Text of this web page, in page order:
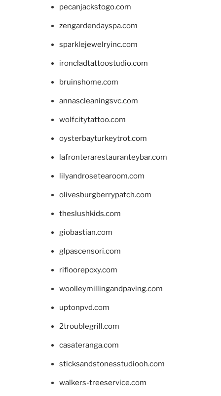
pecanjackstogo.com
zengardendayspa.com
sparklejewelryinc.com
ironcladtattoostudio.com
bruinshome.com
annascleaningsvc.com
wolfcitytattoo.com
oysterbayturkeytrot.com
lafronterarestauranteybar.com
lilyandrosetearoom.com
olivesburgberrypatch.com
theslushkids.com
giobastian.com
glpascensori.com
rifloorepoxy.com
woolleymillingandpaving.com
uptonpvd.com
2troublegrill.com
casateranga.com
sticksandstonesstudiooh.com
walkers-treeservice.com